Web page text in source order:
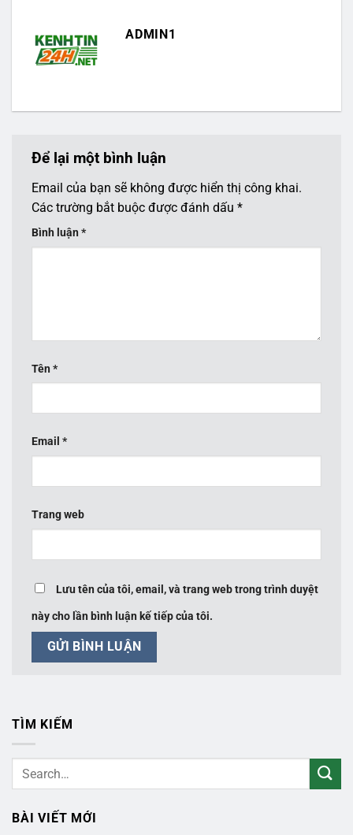
ADMIN1
Để lại một bình luận
Email của bạn sẽ không được hiển thị công khai.
Các trường bắt buộc được đánh dấu *
Bình luận *
Tên *
Email *
Trang web
Lưu tên của tôi, email, và trang web trong trình duyệt
này cho lần bình luận kế tiếp của tôi.
TÌM KIẾM
BÀI VIẾT MỚI